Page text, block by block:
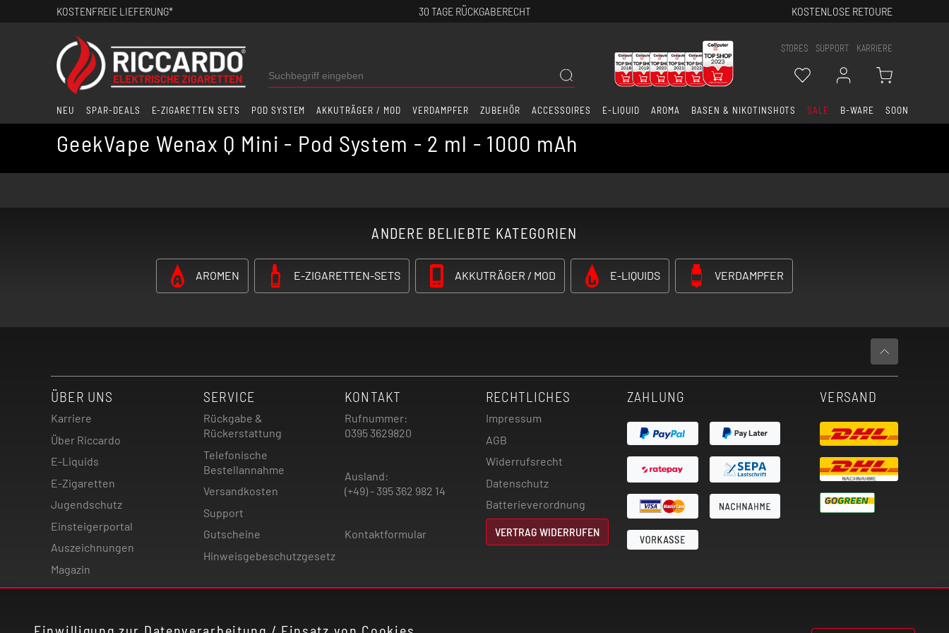
KOSTENFREIE LIEFERUNG* 30 TAGE RÜCKGABERECHT KOSTENLOSE RETOURE
STORES SUPPORT KARRIERE
NEU SPAR-DEALS E-ZIGARETTEN SETS POD SYSTEM AKKUTRÄGER / MOD VERDAMPFER ZUBEHÖR ACCESSOIRES E-LIQUID AROMA BASEN & NIKOTINSHOTS SALE B-WARE SOON
GeekVape Wenax Q Mini - Pod System - 2 ml - 1000 mAh
ANDERE BELIEBTE KATEGORIEN
AROMEN E-ZIGARETTEN-SETS AKKUTRÄGER / MOD E-LIQUIDS VERDAMPFER
ÜBER UNS
Karriere
Über Riccardo
E-Liquids
E-Zigaretten
Jugendschutz
Einsteigerportal
Auszeichnungen
Magazin
SERVICE
Rückgabe &
Rückerstattung
Telefonische
Bestellannahme
Versandkosten
Support
Gutscheine
Hinweisgebeschutzgesetz
KONTAKT
Rufnummer:
0395 3629820
Ausland:
(+49) - 395 362 982 14
Kontaktformular
RECHTLICHES
Impressum
AGB
Widerrufsrecht
Datenschutz
Batterieverordnung
VERTRAG WIDERRUFEN
ZAHLUNG VERSAND